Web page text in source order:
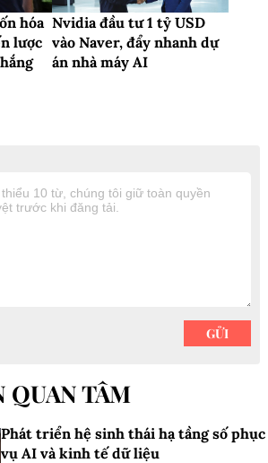
hóa
lược
Nvidia đầu tư 1 tỷ USD
vào Naver, đẩy nhanh dự
án nhà máy AI
QUAN TÂM
Phát triển hệ sinh thái hạ tầng số phục
vụ AI và kinh tế dữ liệu